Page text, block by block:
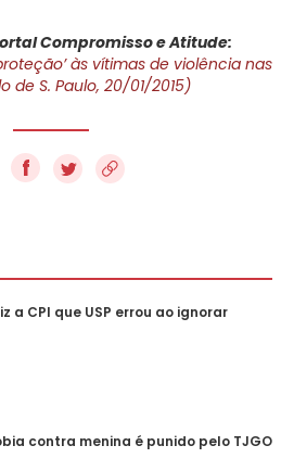
Compromisso e Atitude:
às vítimas de violência nas
de S. Paulo, 20/01/2015)
f
a CPI que USP errou ao ignorar
contra menina é punido pelo TJGO